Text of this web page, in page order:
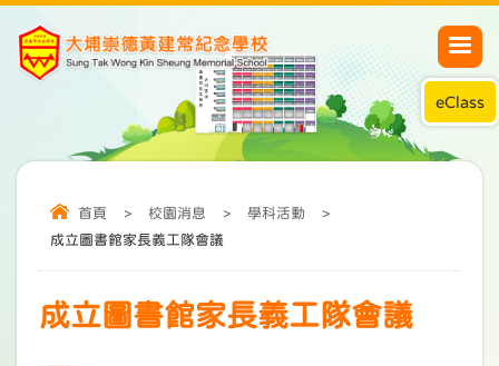
eClass
首頁 > 校園消息 > 學科活動
>
成立圖書館家長義工隊會議
成立圖書館家長義工隊會議